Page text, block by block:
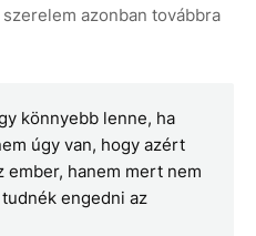
azonban továbbra
könnyebb lenne, ha
úgy van, hogy azért
ember, hanem mert nem
engedni az